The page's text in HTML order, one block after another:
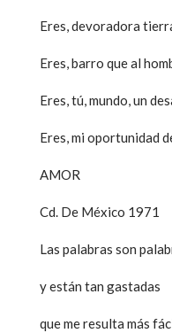
Eres, devoradora
Eres, barro que al
Eres, tú, mundo, un
Eres, mi oportunidad
AMOR
Cd. De México 1971
Las palabras son
y están tan gastadas
que me resulta más